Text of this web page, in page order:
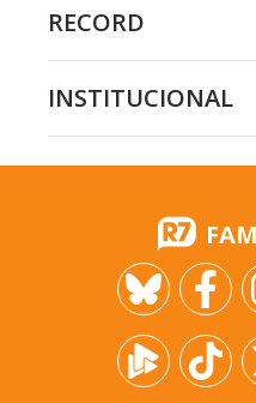
RECORD
INSTITUCIONAL